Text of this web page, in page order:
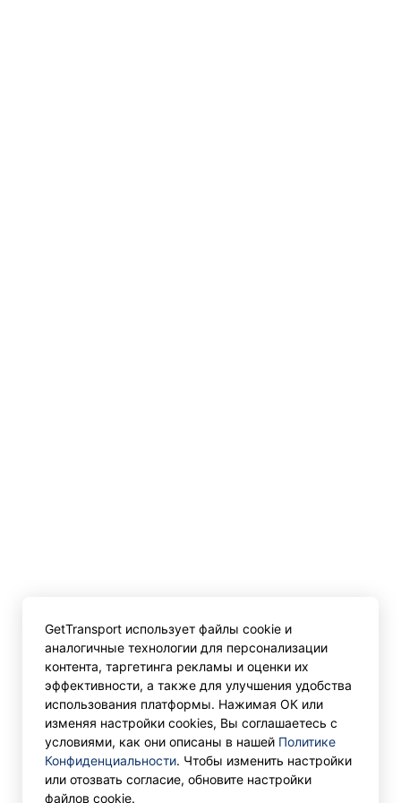
GetTransport использует файлы cookie и
аналогичные технологии для персонализации
контента, таргетинга рекламы и оценки их
эффективности, а также для улучшения удобства
использования платформы. Нажимая ОК или
изменяя настройки cookies, Вы соглашаетесь с
условиями, как они описаны в нашей Политике
Конфиденциальности. Чтобы изменить настройки
или отозвать согласие, обновите настройки
файлов cookie.